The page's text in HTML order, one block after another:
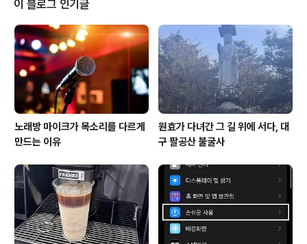
실 법적으로는 이번이 첫 결혼입니다.2010년, 첫사랑과
하와이에서 비공식 결혼식을 올렸지만 혼인신고는 하지 않
았기에 법적 부부는 아니었습니다. 이후 2년 만에 결별한
은지원 씨는 13년이 지나 다시 사랑을 만나게 되었고, 그
상대는 9세 연하의 스타..
이 블로그 인기글
노래방 마이크가 목소리를 다르게
만드는 이유
원효가 다녀간 그 길 위에 서다, 대
구 팔공산 불굴사